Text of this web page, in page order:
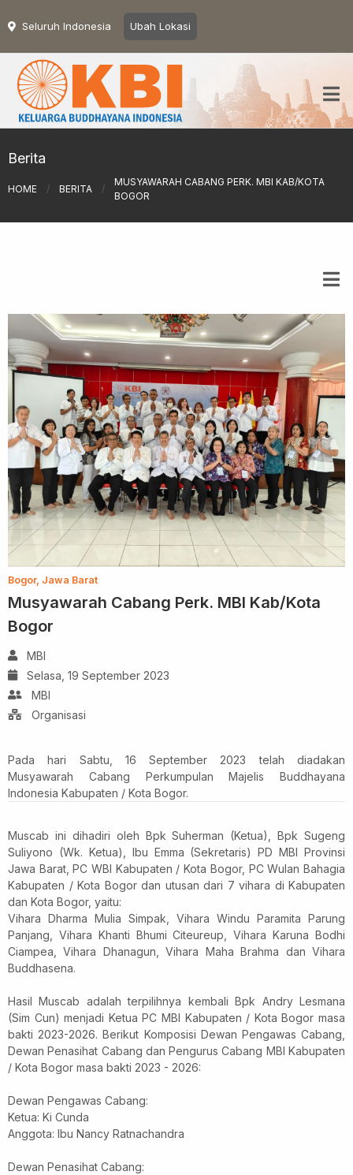
Seluruh Indonesia Ubah Lokasi
Berita
HOME / BERITA /
MUSYAWARAH CABANG PERK. MBI KAB/KOTA
BOGOR
Bogor, Jawa Barat
Musyawarah Cabang Perk. MBI Kab/Kota
Bogor
MBI
Selasa, 19 September 2023
MBI
Organisasi
Pada hari Sabtu, 16 September 2023 telah diadakan
Musyawarah Cabang Perkumpulan Majelis Buddhayana
Indonesia Kabupaten / Kota Bogor.
Muscab ini dihadiri oleh Bpk Suherman (Ketua), Bpk Sugeng
Suliyono (Wk. Ketua), Ibu Emma (Sekretaris) PD MBI Provinsi
Jawa Barat, PC WBI Kabupaten / Kota Bogor, PC Wulan Bahagia
Kabupaten / Kota Bogor dan utusan dari 7 vihara di Kabupaten
dan Kota Bogor, yaitu:
Vihara Dharma Mulia Simpak, Vihara Windu Paramita Parung
Panjang, Vihara Khanti Bhumi Citeureup, Vihara Karuna Bodhi
Ciampea, Vihara Dhanagun, Vihara Maha Brahma dan Vihara
Buddhasena.
Hasil Muscab adalah terpilihnya kembali Bpk Andry Lesmana
(Sim Cun) menjadi Ketua PC MBI Kabupaten / Kota Bogor masa
bakti 2023-2026. Berikut Komposisi Dewan Pengawas Cabang,
Dewan Penasihat Cabang dan Pengurus Cabang MBI Kabupaten
/ Kota Bogor masa bakti 2023 - 2026:
Dewan Pengawas Cabang:
Ketua: Ki Cunda
Anggota: Ibu Nancy Ratnachandra
Dewan Penasihat Cabang: